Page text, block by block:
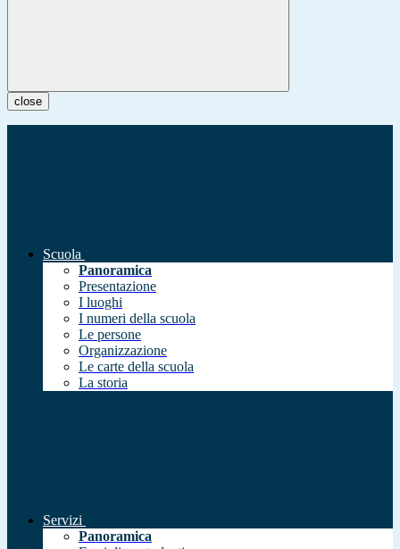
close
Scuola
Panoramica
Presentazione
I luoghi
I numeri della scuola
Le persone
Organizzazione
Le carte della scuola
La storia
Servizi
Panoramica